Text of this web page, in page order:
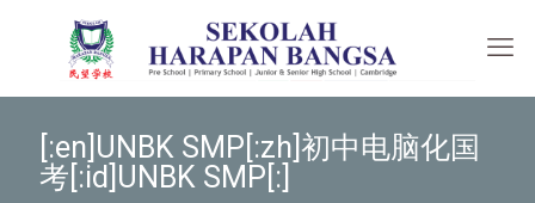
[:en]UNBK SMP[:zh]初中电脑化国
考[:id]UNBK SMP[:]